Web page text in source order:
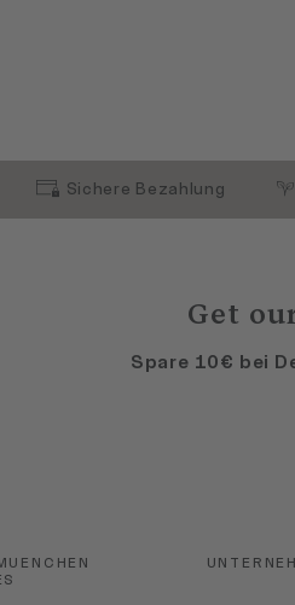
Sichere Bezahlung
Get
Spare 10€ bei